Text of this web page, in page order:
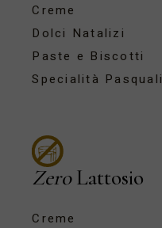
Creme
Dolci Natalizi
Paste e Biscotti
Specialità Pasquali
ZeroLattosio
Creme